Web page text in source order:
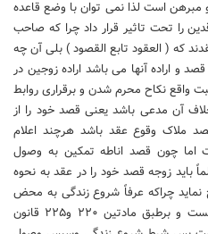
است لذا نمی توان با وضع قاعده
) اراده متعاقدین را تحت تاثیر قرار داد چرا که صاحب
که ( العقود تابع القصود ) بلی آن چه
و اراده آنها می باشد اراده زوجین در
نکاح محرم شدن و برقراری روابط
آن مدعی باشد یعنی قصد خود را از
ملاک وقوع عقد باشد هرچند اعلام
اما چون قصد اناطه تمکین به وصول
زوجه قصد خود را در عقد به نحوه
چراکه عرفاً شروع زندگی به محض
وقوع عقد نکاح در اجتماع متدوال هست و برطبق مادتین ۲۲۰ و۲۲۵ قانون